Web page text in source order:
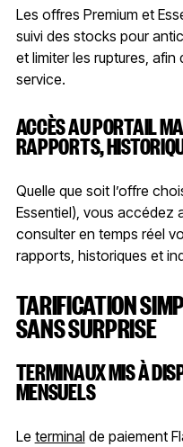
Les offres Premium et
suivi des stocks pour
et limiter les ruptures, afin
service.
ACCÈS AU PORTAIL
RAPPORTS,
Quelle que soit l’offre
Essentiel), vous accédez
consulter en temps réel
rapports, historiques et
TARIFICATION
SANS SURPRISE
TERMINAUX MIS À
MENSUELS
Le terminal de paiement